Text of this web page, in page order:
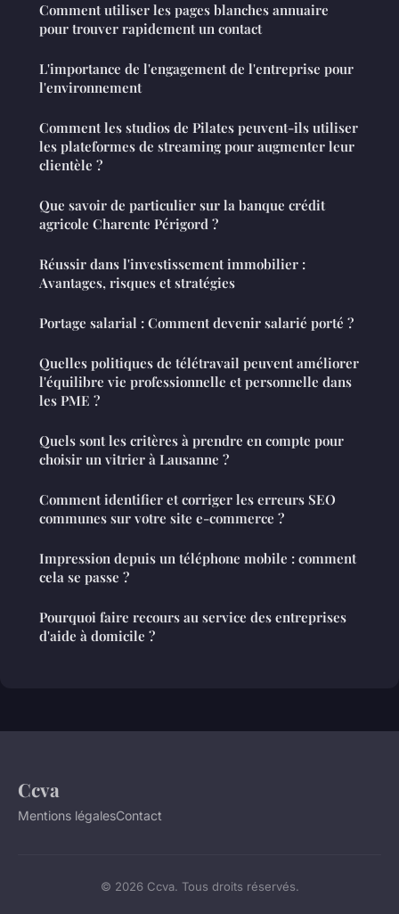
Comment utiliser les pages blanches annuaire
pour trouver rapidement un contact
L'importance de l'engagement de l'entreprise pour
l'environnement
Comment les studios de Pilates peuvent-ils utiliser
les plateformes de streaming pour augmenter leur
clientèle ?
Que savoir de particulier sur la banque crédit
agricole Charente Périgord ?
Réussir dans l'investissement immobilier :
Avantages, risques et stratégies
Portage salarial : Comment devenir salarié porté ?
Quelles politiques de télétravail peuvent améliorer
l'équilibre vie professionnelle et personnelle dans
les PME ?
Quels sont les critères à prendre en compte pour
choisir un vitrier à Lausanne ?
Comment identifier et corriger les erreurs SEO
communes sur votre site e-commerce ?
Impression depuis un téléphone mobile : comment
cela se passe ?
Pourquoi faire recours au service des entreprises
d'aide à domicile ?
Ccva
Mentions légalesContact
© 2026 Ccva. Tous droits réservés.